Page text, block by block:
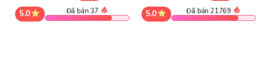
5.0 Đã bán 37 5.0 Đã bán 21769